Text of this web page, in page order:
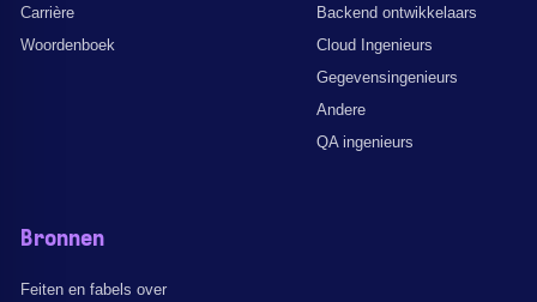
Carrière
Woordenboek
Backend ontwikkelaars
Cloud Ingenieurs
Gegevensingenieurs
Andere
QA ingenieurs
Bronnen
Feiten en fabels over